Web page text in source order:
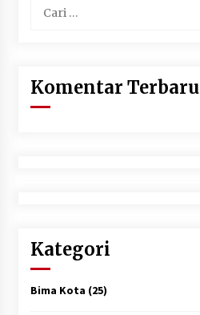
untuk:
Komentar Terbaru
Kategori
Bima Kota (25)